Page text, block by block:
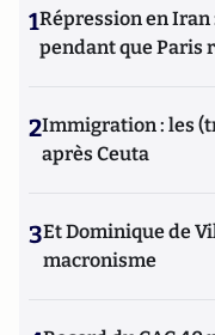
1Répression en Iran
pendant que Paris
2Immigration : les
après Ceuta
3Et Dominique de
macronisme